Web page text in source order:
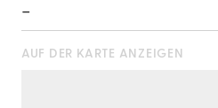
-
AUF DER KARTE ANZEIGEN